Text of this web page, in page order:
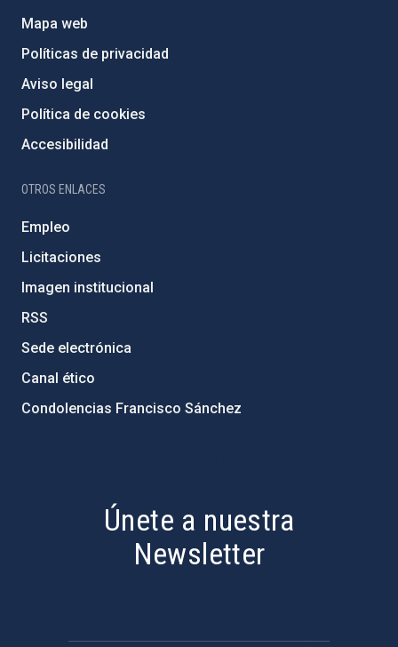
Mapa web
Políticas de privacidad
Aviso legal
Política de cookies
Accesibilidad
OTROS ENLACES
Empleo
Licitaciones
Imagen institucional
RSS
Sede electrónica
Canal ético
Condolencias Francisco Sánchez
Únete a nuestra
Newsletter